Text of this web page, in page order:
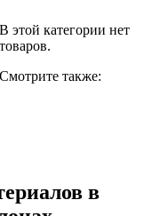
В этой категории нет
товаров.
Смотрите также:
в